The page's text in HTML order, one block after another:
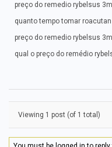
preço do remedio rybelsus
quanto tempo tomar
preço do remedio rybelsus
qual o preço do remédio
Viewing 1 post (of 1 total)